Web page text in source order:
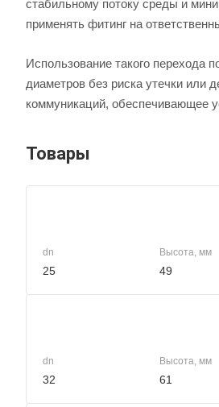
стабильному потоку среды и
применять фитинг на
Использование такого перехода
диаметров без риска утечки или
коммуникаций, обеспечивающее
Товары
dn
25
Высота, мм
49
dn
32
Высота, мм
61